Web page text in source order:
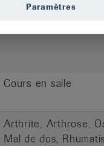
parties molles
Cours en salle
Arthrite, Arthrose,
Mal de dos,
Paramètres